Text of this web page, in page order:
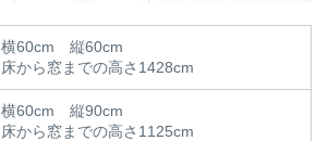
横60cm 縦60cm
床から窓までの高さ1428cm
横60cm 縦90cm
床から窓までの高さ1125cm